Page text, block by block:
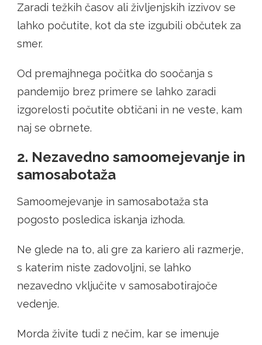
Zaradi težkih časov ali življenjskih izzivov se
lahko počutite, kot da ste izgubili občutek za
smer.
Od premajhnega počitka do soočanja s
pandemijo brez primere se lahko zaradi
izgorelosti počutite obtičani in ne veste, kam
naj se obrnete.
2. Nezavedno samoomejevanje in
samosabotaža
Samoomejevanje in samosabotaža sta
pogosto posledica iskanja izhoda.
Ne glede na to, ali gre za kariero ali razmerje,
s katerim niste zadovoljni, se lahko
nezavedno vključite v samosabotirajoče
vedenje.
Morda živite tudi z nečim, kar se imenuje